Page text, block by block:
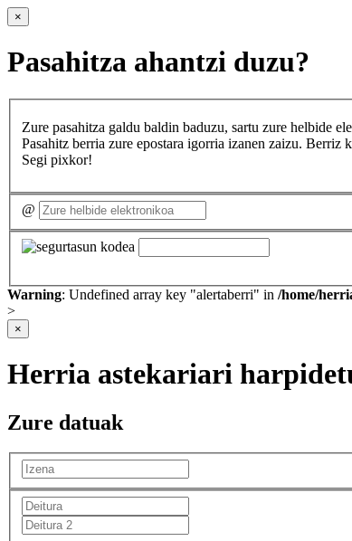
×
Pasahitza ahantzi duzu?
Zure pasahitza galdu baldin baduzu, sartu zure helbide
Pasahitz berria zure epostara igorria izanen zaizu.
Segi pixkor!
@
Warning: Undefined array key "alertaberri" in /home/
>
×
Herria astekariari
Zure datuak